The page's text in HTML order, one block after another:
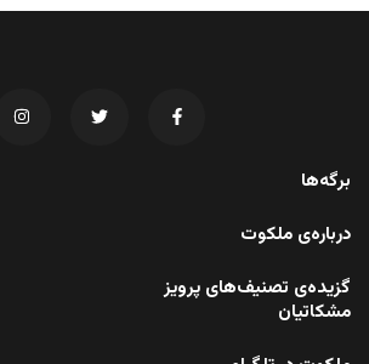
برگه‌ها
درباره‌ی ملکوت
گزیده‌ی تصنیف‌های پرویز
مشکاتیان